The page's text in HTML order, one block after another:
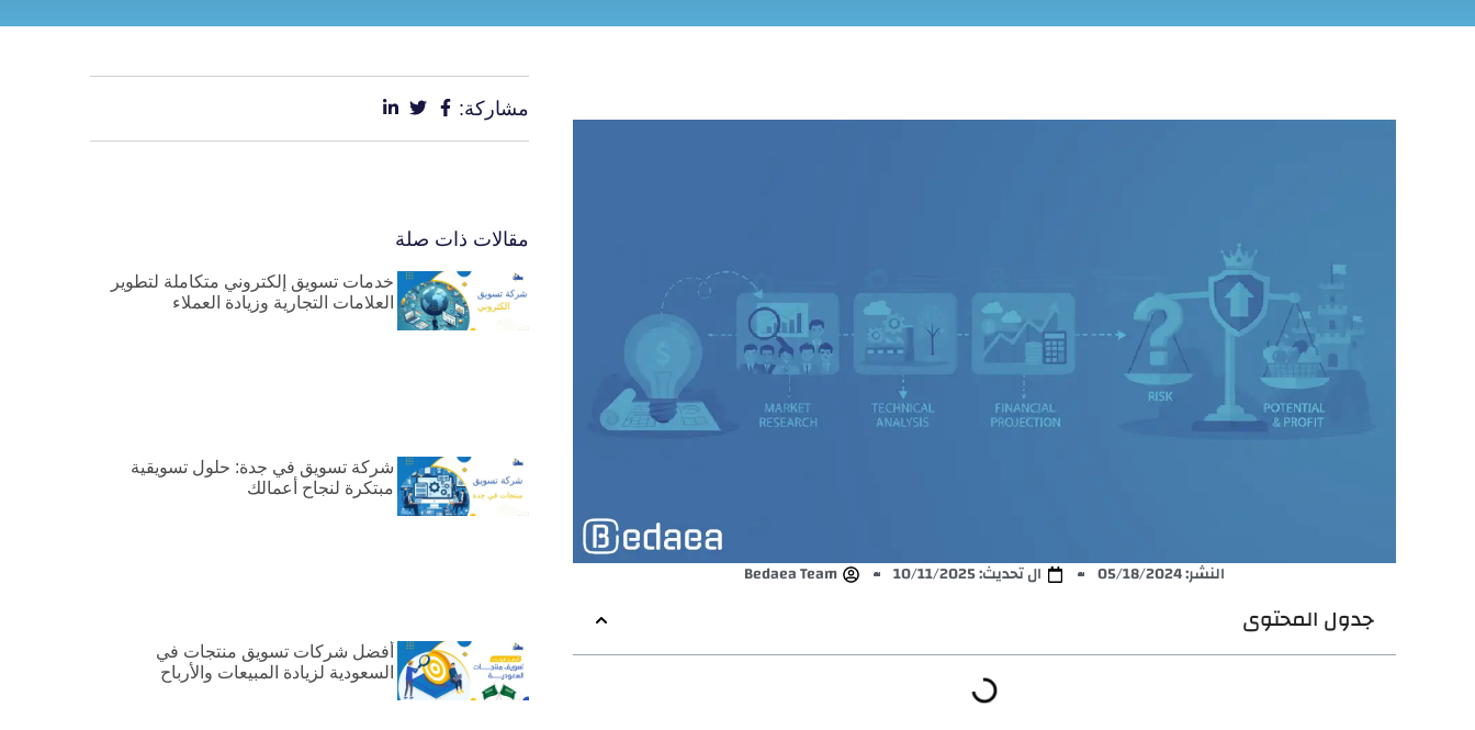
النشر:05/18/2024 ال تحديث: 10/11/2025 Bedaea Team
جدول المحتوى
مشاركة:
مقالات ذات صلة
خدمات تسويق إلكتروني متكاملة لتطوير
العلامات التجارية وزيادة العملاء
شركة تسويق في جدة: حلول تسويقية
مبتكرة لنجاح أعمالك
أفضل شركات تسويق منتجات في
السعودية لزيادة المبيعات والأرباح